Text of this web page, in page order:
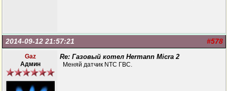
#578
2014-09-12 21:57:21
Gaz
Админ
Re: Газовый котел Hermann Micra 2
Меняй датчик NTC ГВС.